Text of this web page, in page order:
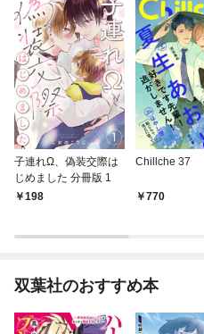
子連れΩ、偽装交際は
じめました 分冊版 1
198
Chillche 37
770
双葉社のおすすめ本